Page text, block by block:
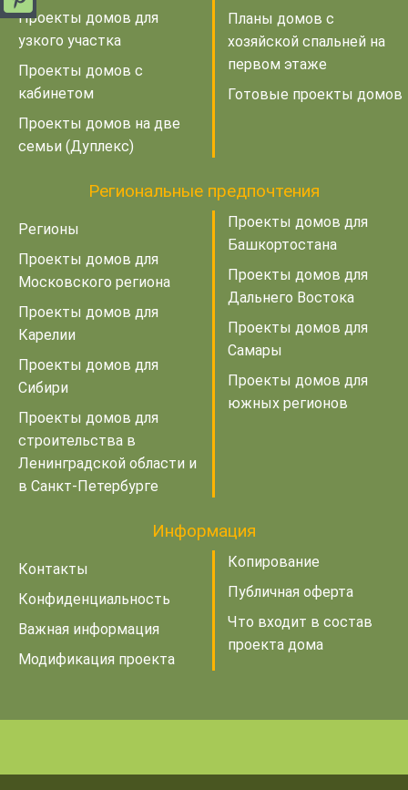
Проекты домов для
узкого участка
Проекты домов с
кабинетом
Проекты домов на две
семьи (Дуплекс)
Планы домов с
хозяйской спальней на
первом этаже
Готовые проекты домов
Региональные предпочтения
Регионы
Проекты домов для
Московского региона
Проекты домов для
Карелии
Проекты домов для
Сибири
Проекты домов для
строительства в
Ленинградской области и
в Санкт-Петербурге
Проекты домов для
Башкортостана
Проекты домов для
Дальнего Востока
Проекты домов для
Самары
Проекты домов для
южных регионов
Информация
Контакты
Конфиденциальность
Важная информация
Модификация проекта
Копирование
Публичная оферта
Что входит в состав
проекта дома